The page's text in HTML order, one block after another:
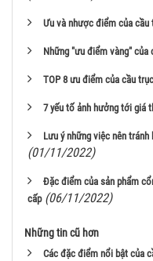
Ưu và nhược điểm của cầu
Những "ưu điểm vàng"
TOP 8 ưu điểm của cầu
7 yếu tố ảnh hưởng tới giá
Lưu ý những việc nên
(01/11/2022)
Đặc điểm của sản phẩm
cấp (06/11/2022)
Những tin cũ hơn
Các đặc điểm nổi bật của